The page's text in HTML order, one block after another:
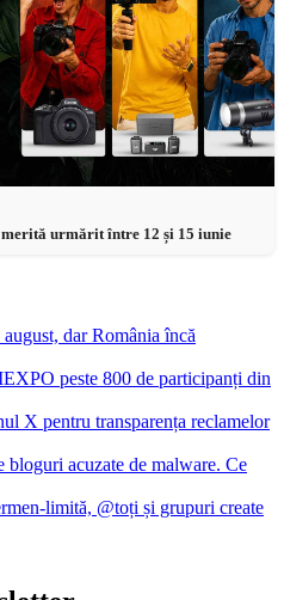
urmărit între 12 și 15 iunie
dar România încă
peste 800 de participanți din
X pentru transparența reclamelor
bloguri acuzate de malware. Ce
limită, @toți și grupuri create